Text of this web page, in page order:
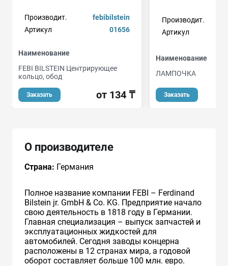
Производит.
febibilstein
Артикул
01656
Наименование
FEBI BILSTEIN Центрирующее
кольцо, обод
Заказать от 134 ₸
Производит.
Артикул
Наименование
ЛАМПОЧКА
Заказать
О производителе
Страна: Германия
Полное название компании FEBI – Ferdinand
Bilstein jr. GmbH & Co. KG. Предприятие начало
свою деятельность в 1818 году в Германии.
Главная специализация – выпуск запчастей и
эксплуатационных жидкостей для
автомобилей. Сегодня заводы концерна
расположены в 12 странах мира, а годовой
оборот составляет больше 100 млн. евро.